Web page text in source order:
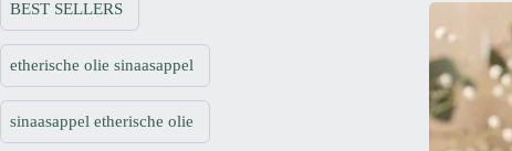
BEST SELLERS
etherische olie sinaasappel
sinaasappel etherische olie